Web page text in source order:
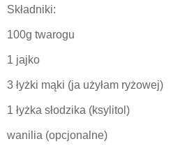
Składniki:
100g twarogu
1 jajko
3 łyżki mąki (ja użyłam ryżowej)
1 łyżka słodzika (ksylitol)
wanilia (opcjonalne)